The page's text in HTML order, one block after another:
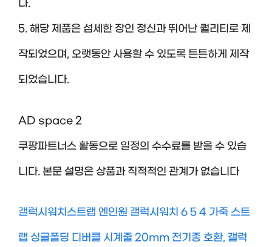
다.
5. 해당 제품은 섬세한 장인 정신과 뛰어난 퀄리티로 제
작되었으며, 오랫동안 사용할 수 있도록 튼튼하게 제작
되었습니다.
AD space 2
쿠팡파트너스 활동으로 일정의 수수료를 받을 수 있습
니다. 본문 설명은 상품과 직적적인 관계가 없습니다
갤럭시워치스트랩 엔인원 갤럭시워치 6 5 4 가죽 스트
랩 싱글폴딩 디버클 시계줄 20mm 전기종 호환, 갤럭